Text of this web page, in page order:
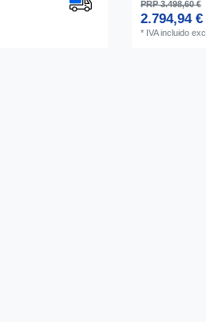
PRP 3.498,60 €
2.794,94 €
* IVA incluido